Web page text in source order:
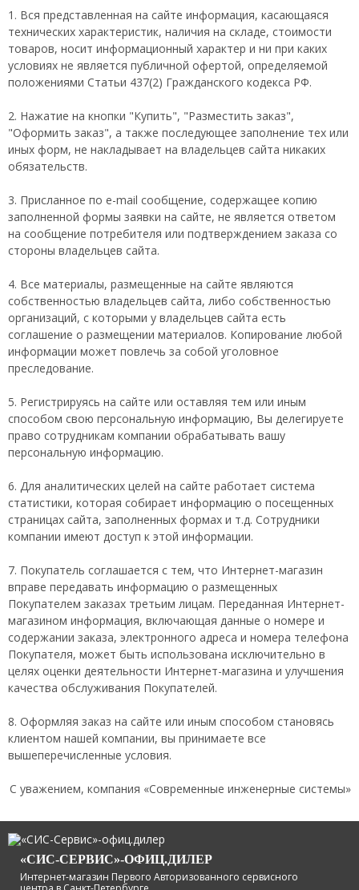
1. Вся представленная на сайте информация, касающаяся
технических характеристик, наличия на складе, стоимости
товаров, носит информационный характер и ни при каких
условиях не является публичной офертой, определяемой
положениями Статьи 437(2) Гражданского кодекса РФ.
2. Нажатие на кнопки "Купить", "Разместить заказ",
"Оформить заказ", а также последующее заполнение тех или
иных форм, не накладывает на владельцев сайта никаких
обязательств.
3. Присланное по e-mail сообщение, содержащее копию
заполненной формы заявки на сайте, не является ответом
на сообщение потребителя или подтверждением заказа со
стороны владельцев сайта.
4. Все материалы, размещенные на сайте являются
собственностью владельцев сайта, либо собственностью
организаций, с которыми у владельцев сайта есть
соглашение о размещении материалов. Копирование любой
информации может повлечь за собой уголовное
преследование.
5. Регистрируясь на сайте или оставляя тем или иным
способом свою персональную информацию, Вы делегируете
право сотрудникам компании обрабатывать вашу
персональную информацию.
6. Для аналитических целей на сайте работает система
статистики, которая собирает информацию о посещенных
страницах сайта, заполненных формах и т.д. Сотрудники
компании имеют доступ к этой информации.
7. Покупатель соглашается с тем, что Интернет-магазин
вправе передавать информацию о размещенных
Покупателем заказах третьим лицам. Переданная Интернет-
магазином информация, включающая данные о номере и
содержании заказа, электронного адреса и номера телефона
Покупателя, может быть использована исключительно в
целях оценки деятельности Интернет-магазина и улучшения
качества обслуживания Покупателей.
8. Оформляя заказ на сайте или иным способом становясь
клиентом нашей компании, вы принимаете все
вышеперечисленные условия.
C уважением, компания «Современные инженерные системы»
«СИС-СЕРВИС»-ОФИЦ.ДИЛЕР
Интернет-магазин Первого Авторизованного сервисного